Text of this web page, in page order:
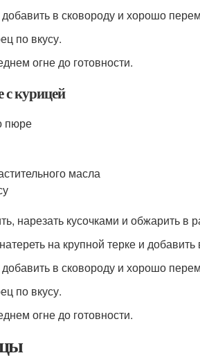
в сковороду и хорошо
по вкусу.
огне до готовности.
курицей
пюре
масла
нарезать кусочками и обжарить в
на крупной терке и добавить
в сковороду и хорошо
по вкусу.
огне до готовности.